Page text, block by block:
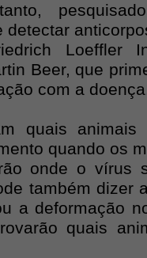
detectar
Loeffler
Beer, que
com a
quais animais
quando os
onde o vírus
também dizer
a deformação
quais